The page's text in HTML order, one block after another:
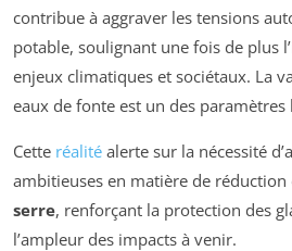
contribue à aggraver les tensions
potable, soulignant une fois de plus
enjeux climatiques et sociétaux. La
eaux de fonte est un des paramètres
Cette réalité alerte sur la nécessité
ambitieuses en matière de réduction
serre, renforçant la protection des
l’ampleur des impacts à venir.